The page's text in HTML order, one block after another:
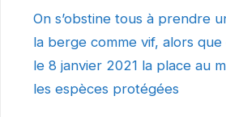
On s’obstine tous à prendre
la berge comme vif, alors
le 8 janvier 2021 la place au
les espèces protégées